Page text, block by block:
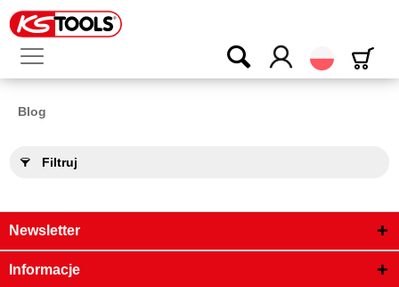
Polski
Blog
Filtruj
Newsletter
Informacje